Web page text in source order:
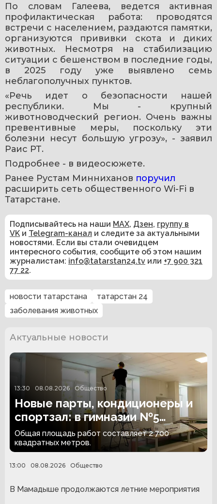
По словам Галеева, ведется активная
профилактическая работа: проводятся
встречи с населением, раздаются памятки,
организуются прививки скота и диких
животных. Несмотря на стабилизацию
ситуации с бешенством в последние годы,
в 2025 году уже выявлено семь
неблагополучных пунктов.
«Речь идет о безопасности нашей
республики. Мы - крупный
животноводческий регион. Очень важны
превентивные меры, поскольку эти
болезни несут большую угрозу», - заявил
Раис РТ.
Подробнее - в видеосюжете.
Ранее Рустам Минниханов
расширить сеть общественного Wi-Fi в
Татарстане.
Подписывайтесь на наши MAX, Дзен, группу в
VK и Telegram-канал и следите за актуальными
новостями. Если вы стали очевидцем
интересного события, сообщите об этом нашим
журналистам: info@tatarstan24.tv или +7 900 321
77 22.
новости татарстана
татарстан 24
заболевания животных
Актуальные новости
13:30 08.08.2026 Общество
Новые парты, кондиционеры и
спортзал: в гимназии №5
Альметьевска идёт капремонт
Общая площадь работ составляет 2 700
квадратных метров.
13:00 08.08.2026 Общество
В Мамадыше продолжаются летние мероприятия